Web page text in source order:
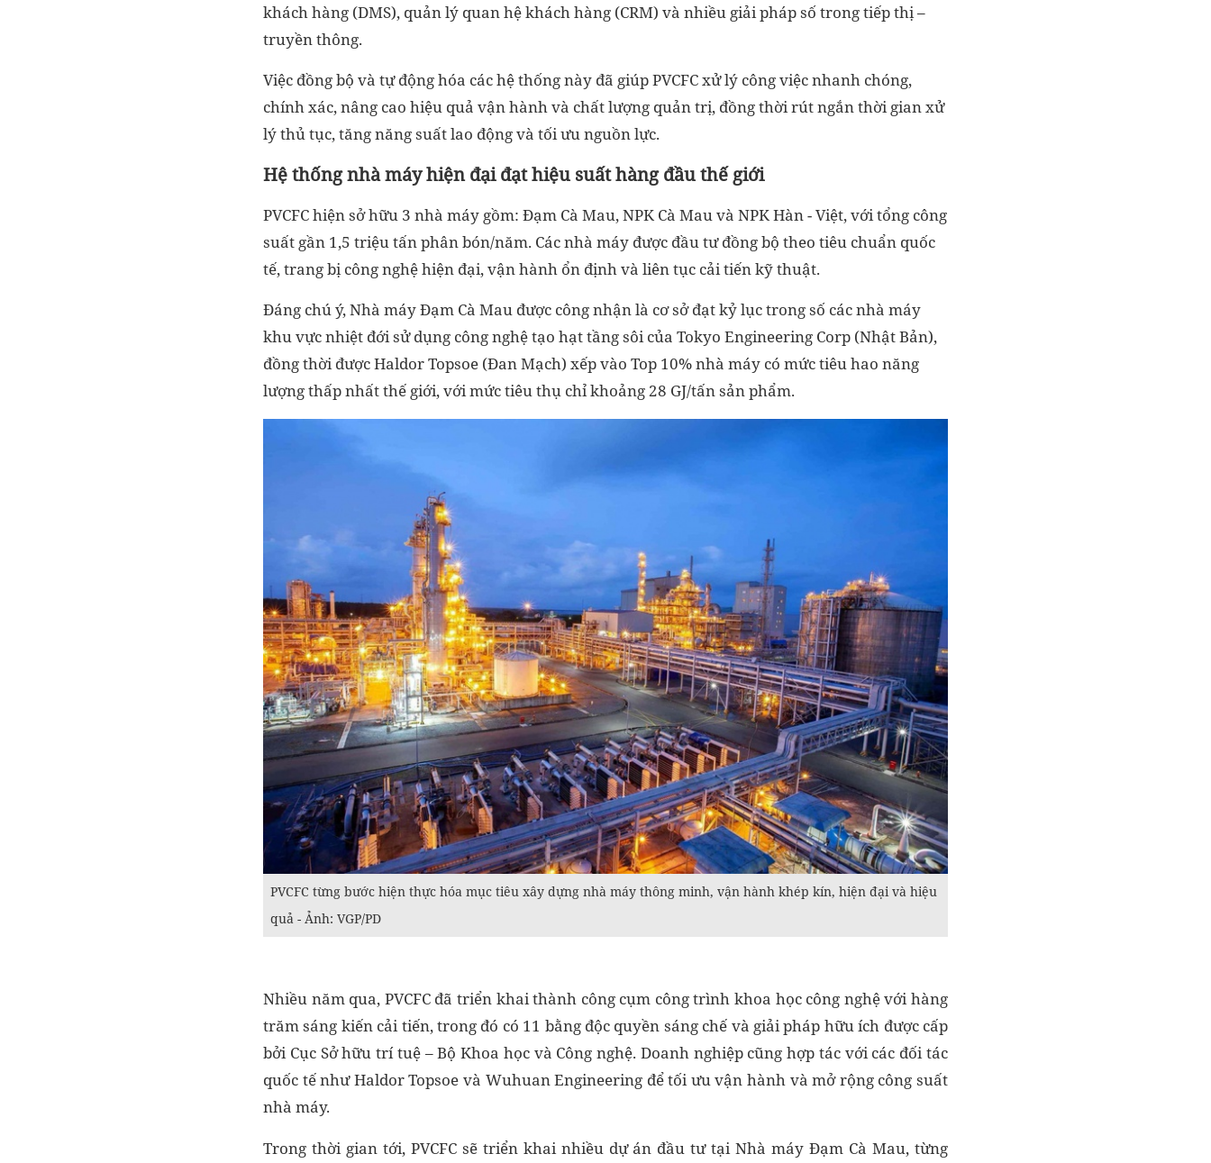
khách hàng (DMS), quản lý quan hệ khách hàng (CRM) và nhiều giải pháp số trong tiếp thị –
truyền thông.
Việc đồng bộ và tự động hóa các hệ thống này đã giúp PVCFC xử lý công việc nhanh chóng,
chính xác, nâng cao hiệu quả vận hành và chất lượng quản trị, đồng thời rút ngắn thời gian xử
lý thủ tục, tăng năng suất lao động và tối ưu nguồn lực.
Hệ thống nhà máy hiện đại đạt hiệu suất hàng đầu thế giới
PVCFC hiện sở hữu 3 nhà máy gồm: Đạm Cà Mau, NPK Cà Mau và NPK Hàn - Việt, với tổng công
suất gần 1,5 triệu tấn phân bón/năm. Các nhà máy được đầu tư đồng bộ theo tiêu chuẩn quốc
tế, trang bị công nghệ hiện đại, vận hành ổn định và liên tục cải tiến kỹ thuật.
Đáng chú ý, Nhà máy Đạm Cà Mau được công nhận là cơ sở đạt kỷ lục trong số các nhà máy
khu vực nhiệt đới sử dụng công nghệ tạo hạt tầng sôi của Tokyo Engineering Corp (Nhật Bản),
đồng thời được Haldor Topsoe (Đan Mạch) xếp vào Top 10% nhà máy có mức tiêu hao năng
lượng thấp nhất thế giới, với mức tiêu thụ chỉ khoảng 28 GJ/tấn sản phẩm.
PVCFC từng bước hiện thực hóa mục tiêu xây dựng nhà máy thông minh, vận hành khép kín, hiện đại và hiệu
quả - Ảnh: VGP/PD
Nhiều năm qua, PVCFC đã triển khai thành công cụm công trình khoa học công nghệ với hàng
trăm sáng kiến cải tiến, trong đó có 11 bằng độc quyền sáng chế và giải pháp hữu ích được cấp
bởi Cục Sở hữu trí tuệ – Bộ Khoa học và Công nghệ. Doanh nghiệp cũng hợp tác với các đối tác
quốc tế như Haldor Topsoe và Wuhuan Engineering để tối ưu vận hành và mở rộng công suất
nhà máy.
Trong thời gian tới, PVCFC sẽ triển khai nhiều dự án đầu tư tại Nhà máy Đạm Cà Mau, từng